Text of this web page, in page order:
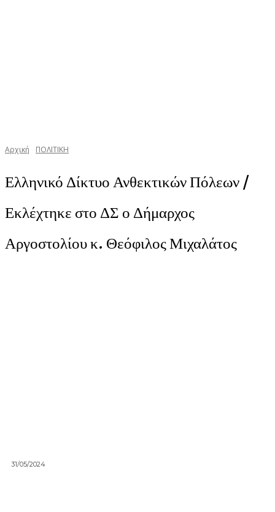
Αρχική ΠΟΛΙΤΙΚΗ
Ελληνικό Δίκτυο Ανθεκτικών Πόλεων /
Εκλέχτηκε στο ΔΣ ο Δήμαρχος
Αργοστολίου κ. Θεόφιλος Μιχαλάτος
31/05/2024